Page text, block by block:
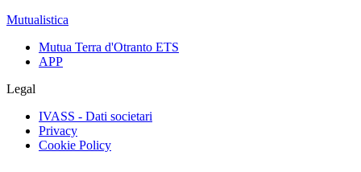
Mutualistica
Mutua Terra d'Otranto ETS
APP
Legal
IVASS - Dati societari
Privacy
Cookie Policy